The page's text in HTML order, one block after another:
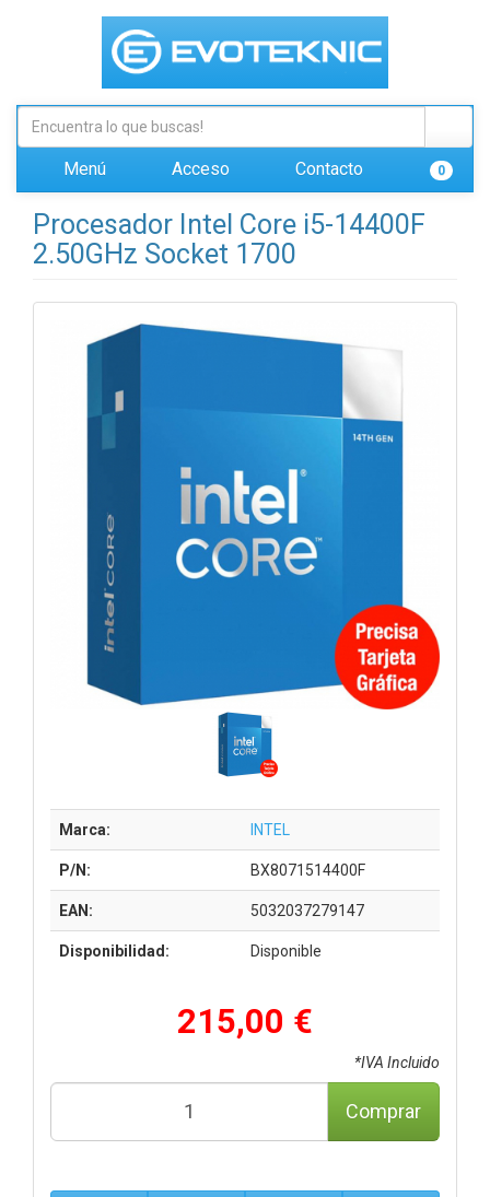
Menú Acceso Contacto 0
Procesador Intel Core i5-14400F
2.50GHz Socket 1700
Marca: INTEL
P/N: BX8071514400F
EAN: 5032037279147
Disponibilidad: Disponible
215,00 €
*IVA Incluido
Comprar